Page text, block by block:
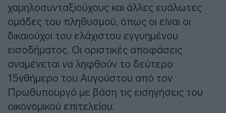
χαμηλοσυνταξιούχους και άλλες ευάλωτες
ομάδες του πληθυσμού, όπως οι είναι οι
δικαιούχοι του ελάχιστου εγγυημένου
εισοδήματος. Οι οριστικές αποφάσεις
αναμένεται να ληφθούν το δεύτερο
15νθήμερο του Αυγούστου από τον
Πρωθυπουργό με βάση τις εισηγήσεις του
οικονομικού επιτελείου.